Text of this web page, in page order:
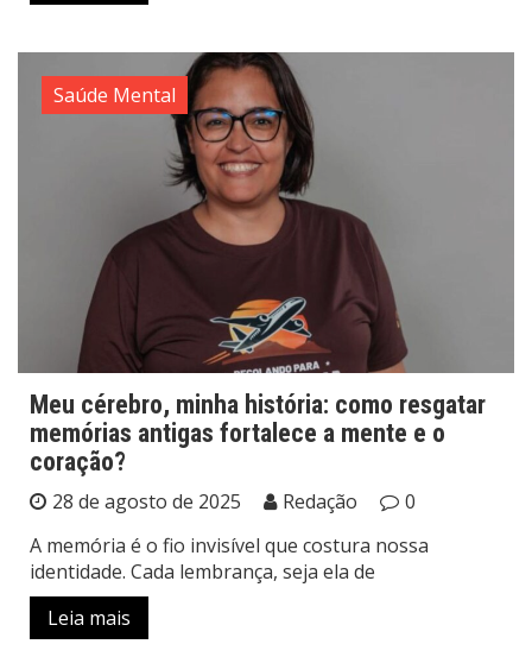
Saúde Mental
Meu cérebro, minha história: como resgatar
memórias antigas fortalece a mente e o
coração?
28 de agosto de 2025 Redação
0
A memória é o fio invisível que costura nossa
identidade. Cada lembrança, seja ela de
Leia mais